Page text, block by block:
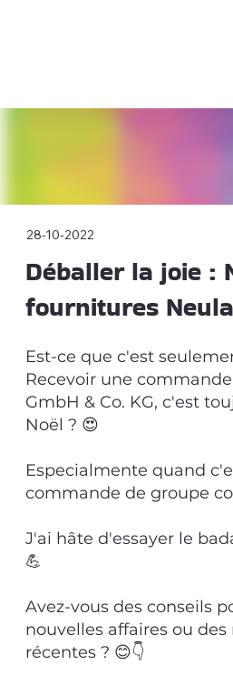
28-10-2022
Déballer la joie :
fournitures
Est-ce que c'est
Recevoir une
GmbH & Co. KG, c'est
Noël ? 😍
Especialmente quand
commande de groupe
J'ai hâte d'essayer le
💪
Avez-vous des conseils
nouvelles affaires ou
récentes ? 😊👇